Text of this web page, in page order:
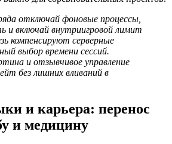
отключай фоновые процессы,
и включай внутриигровой лимит
компенсируют серверные
выбор времени сессий.
и отзывчивое управление
без лишних вливаний в
и карьера: перенос
и медицину